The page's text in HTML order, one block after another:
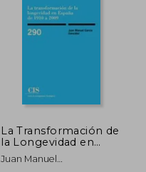
La Transformación de
la Longevidad en
España de 1910 a
2009
Juan Manuel